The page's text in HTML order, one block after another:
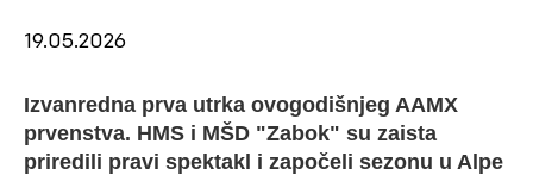
19.05.2026
Izvanredna prva utrka ovogodišnjeg AAMX
prvenstva. HMS i MŠD "Zabok" su zaista
priredili pravi spektakl i započeli sezonu u Alpe